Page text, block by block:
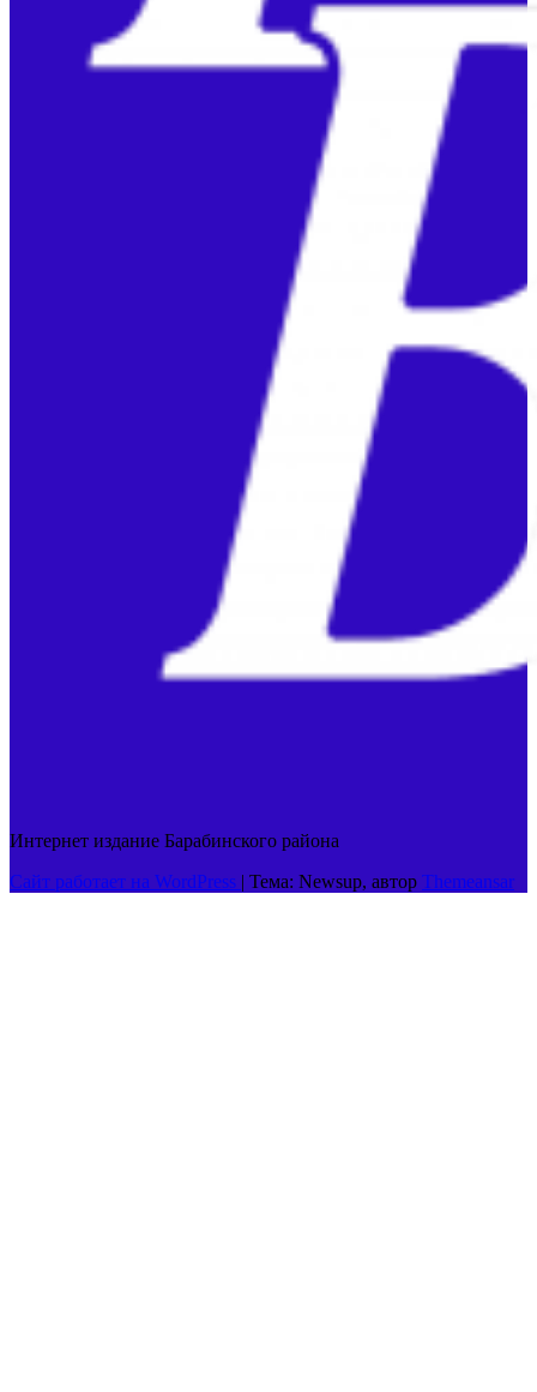
Интернет издание Барабинского района
Сайт работает на WordPress | Тема: Newsup, автор Themeansar